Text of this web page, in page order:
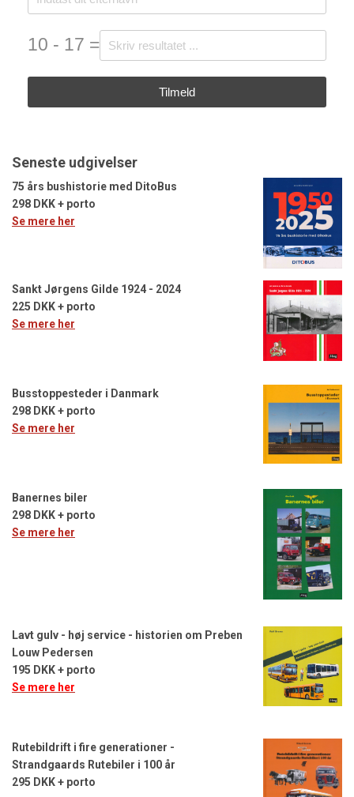
10 - 17 =
Tilmeld
Seneste udgivelser
75 års bushistorie med DitoBus
298 DKK + porto
Se mere her
Sankt Jørgens Gilde 1924 - 2024
225 DKK + porto
Se mere her
Busstoppesteder i Danmark
298 DKK + porto
Se mere her
Banernes biler
298 DKK + porto
Se mere her
Lavt gulv - høj service - historien om Preben
Louw Pedersen
195 DKK + porto
Se mere her
Rutebildrift i fire generationer -
Strandgaards Rutebiler i 100 år
295 DKK + porto